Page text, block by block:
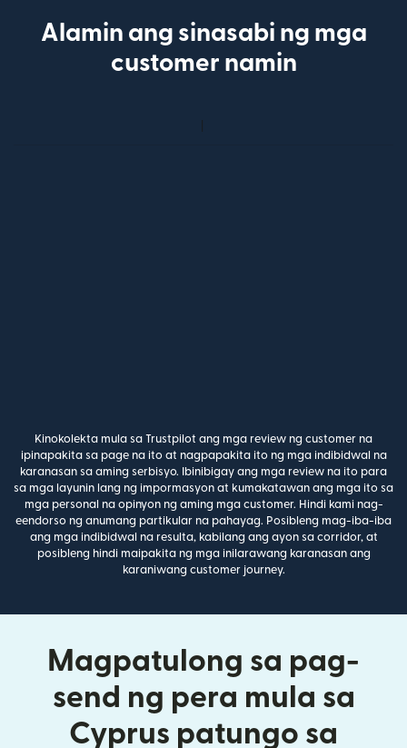
Alamin ang sinasabi ng mga
customer namin
Kinokolekta mula sa Trustpilot ang mga review ng customer na
ipinapakita sa page na ito at nagpapakita ito ng mga indibidwal na
karanasan sa aming serbisyo. Ibinibigay ang mga review na ito para
sa mga layunin lang ng impormasyon at kumakatawan ang mga ito sa
mga personal na opinyon ng aming mga customer. Hindi kami nag-
eendorso ng anumang partikular na pahayag. Posibleng mag-iba-iba
ang mga indibidwal na resulta, kabilang ang ayon sa corridor, at
posibleng hindi maipakita ng mga inilarawang karanasan ang
karaniwang customer journey.
Magpatulong sa pag-
send ng pera mula sa
Cyprus patungo sa